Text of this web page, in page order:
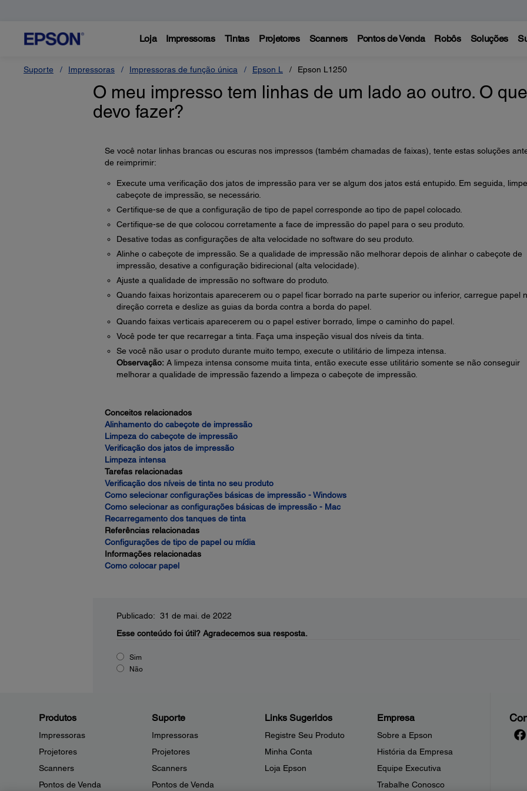
Loja Impressoras Tintas Projetores Scanners Pontos de Venda Robôs Soluções
Suporte Impressoras Impressoras de função única Epson L Epson L1250
O meu impresso tem linhas de um lado ao outro. O que
devo fazer?
Se você notar linhas brancas ou escuras nos impressos (também chamadas de faixas), tente estas soluções
de reimprimir:
Execute uma verificação dos jatos de impressão para ver se algum dos jatos está entupido. Em seguida,
cabeçote de impressão, se necessário.
Certifique-se de que a configuração de tipo de papel corresponde ao tipo de papel colocado.
Certifique-se de que colocou corretamente a face de impressão do papel para o seu produto.
Desative todas as configurações de alta velocidade no software do seu produto.
Alinhe o cabeçote de impressão. Se a qualidade de impressão não melhorar depois de alinhar o cabeçote de
impressão, desative a configuração bidirecional (alta velocidade).
Ajuste a qualidade de impressão no software do produto.
Quando faixas horizontais aparecerem ou o papel ficar borrado na parte superior ou inferior, carregue papel
direção correta e deslize as guias da borda contra a borda do papel.
Quando faixas verticais aparecerem ou o papel estiver borrado, limpe o caminho do papel.
Você pode ter que recarregar a tinta. Faça uma inspeção visual dos níveis da tinta.
Se você não usar o produto durante muito tempo, execute o utilitário de limpeza intensa.
Observação:A limpeza intensa consome muita tinta, então execute esse utilitário somente se não conseguir
melhorar a qualidade de impressão fazendo a limpeza o cabeçote de impressão.
Conceitos relacionados
Alinhamento do cabeçote de impressão
Limpeza do cabeçote de impressão
Verificação dos jatos de impressão
Limpeza intensa
Tarefas relacionadas
Verificação dos níveis de tinta no seu produto
Como selecionar configurações básicas de impressão - Windows
Como selecionar as configurações básicas de impressão - Mac
Recarregamento dos tanques de tinta
Referências relacionadas
Configurações de tipo de papel ou mídia
Informações relacionadas
Como colocar papel
Publicado: 31 de mai. de 2022
Esse conteúdo foi útil? Agradecemos sua resposta.
Sim
Não
Produtos
Impressoras
Projetores
Scanners
Pontos de Venda
Suporte
Impressoras
Projetores
Scanners
Pontos de Venda
Links Sugeridos
Registre Seu Produto
Minha Conta
Loja Epson
Empresa
Sobre a Epson
História da Empresa
Equipe Executiva
Trabalhe Conosco